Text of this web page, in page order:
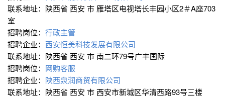
联系地址：陕西省 西安 市 雁塔区电视塔长丰园小区2＃A座703
室
招聘岗位： 行政主管
招聘企业： 西安恒美科技发展有限公司
联系地址：陕西省 西安 市 南二环79号广丰国际
招聘岗位： 网购客服
招聘企业： 陕西泉润商贸有限公司
联系地址：陕西省 西安 市 西安市新城区华清西路93号三楼